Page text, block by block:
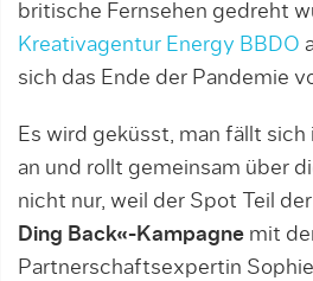
britische Fernsehen gedreht
Kreativagentur Energy BBDO
sich das Ende der Pandemie
Es wird geküsst, man fällt
an und rollt gemeinsam über
nicht nur, weil der Spot Teil der
Ding Back«-Kampagne mit
Partnerschaftsexpertin